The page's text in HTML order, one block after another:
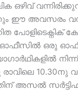
ഒഴിവ്
ഈ അവസരം
പോളിടെക്നിക്
ഒരു ഓഫീസ്
10.30നു
അസൽ